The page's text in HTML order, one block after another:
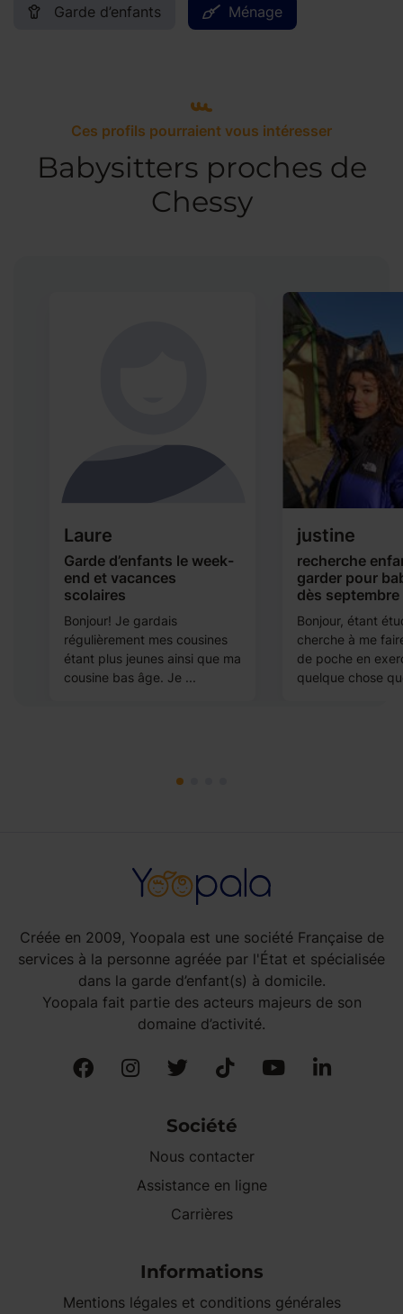
Garde d’enfants Ménage
Ces profils pourraient vous intéresser
Babysitters proches de
Chessy
Laure
Garde d’enfants le week-
end et vacances
scolaires
Bonjour! Je gardais
régulièrement mes cousines
étant plus jeunes ainsi que ma
cousine bas âge. Je ...
justine
recherche
garder pour
dès septembre
Bonjour, étant
cherche à me
de poche en
quelque chose
Créée en 2009, Yoopala est une société Française de
services à la personne agréée par l'État et spécialisée
dans la garde d’enfant(s) à domicile.
Yoopala fait partie des acteurs majeurs de son
domaine d’activité.
Société
Nous contacter
Assistance en ligne
Carrières
Informations
Mentions légales et conditions générales